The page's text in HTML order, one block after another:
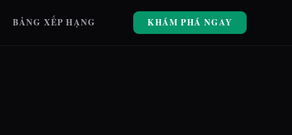
BẢNG XẾP HẠNG KHÁM PHÁ NGAY